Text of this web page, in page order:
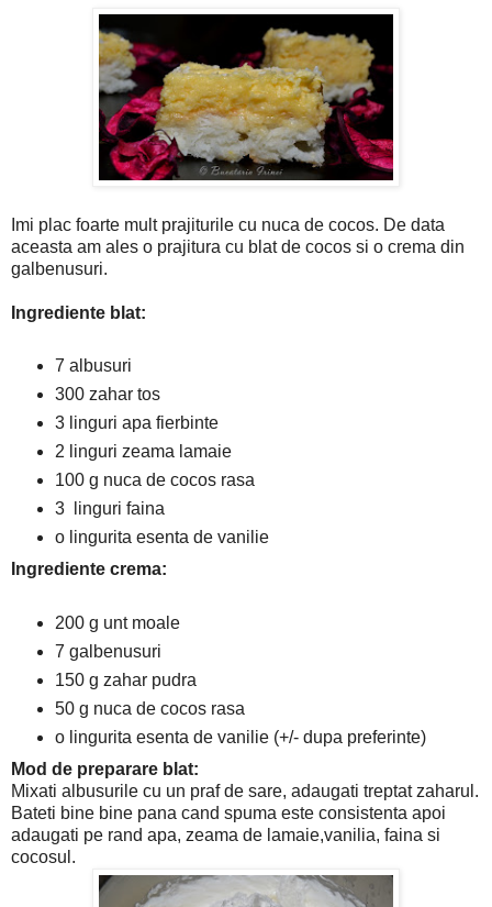
Imi plac foarte mult prajiturile cu nuca de cocos. De data
aceasta am ales o prajitura cu blat de cocos si o crema din
galbenusuri.
Ingrediente blat:
7 albusuri
300 zahar tos
3 linguri apa fierbinte
2 linguri zeama lamaie
100 g nuca de cocos rasa
3 linguri faina
o lingurita esenta de vanilie
Ingrediente crema:
200 g unt moale
7 galbenusuri
150 g zahar pudra
50 g nuca de cocos rasa
o lingurita esenta de vanilie (+/- dupa preferinte)
Mod de preparare blat:
Mixati albusurile cu un praf de sare, adaugati treptat zaharul.
Bateti bine bine pana cand spuma este consistenta apoi
adaugati pe rand apa, zeama de lamaie,vanilia, faina si
cocosul.